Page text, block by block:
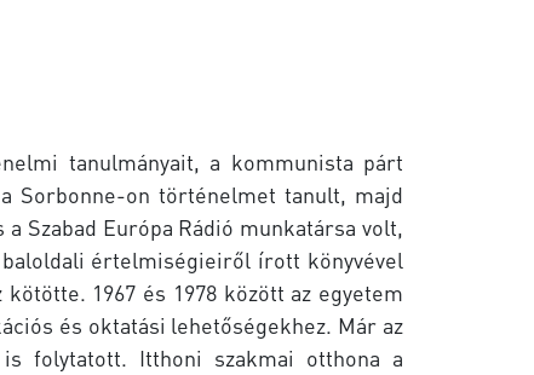
tanulmányait, a kommunista párt
Sorbonne-on történelmet tanult, majd
Szabad Európa Rádió munkatársa volt,
értelmiségieiről írott könyvével
1967 és 1978 között az egyetem
és oktatási lehetőségekhez. Már az
is folytatott. Itthoni szakmai otthona a